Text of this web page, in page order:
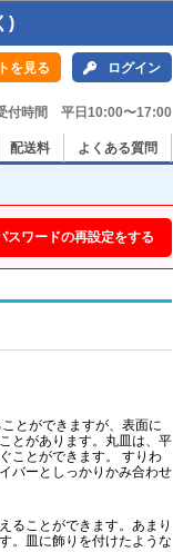
)
を見る ログイン
付時間 平日10:00〜17:00
配送料 よくある質問
スワードの再設定をする
とができますが、表面に
とがあります。丸皿は、平
ことができます。 すりわ
バーとしっかりかみ合わせ
ることができます。あまり
。皿に飾りを付けたような